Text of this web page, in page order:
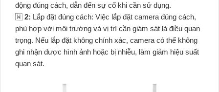
động đúng cách, dẫn đến sự cố khi cần sử dụng.
🇼 2: Lắp đặt đúng cách: Việc lắp đặt camera đúng cách,
phù hợp với môi trường và vị trí cần giám sát là điều quan
trọng. Nếu lắp đặt không chính xác, camera có thể không
ghi nhận được hình ảnh hoặc bị nhiễu, làm giảm hiệu suất
quan sát.